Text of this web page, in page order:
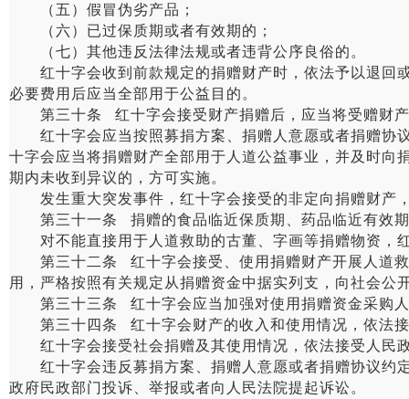
（五）假冒伪劣产品；
（六）已过保质期或者有效期的；
（七）其他违反法律法规或者违背公序良俗的。
红十字会收到前款规定的捐赠财产时，依法予以退回
必要费用后应当全部用于公益目的。
第三十条 红十字会接受财产捐赠后，应当将受赠财产
红十字会应当按照募捐方案、捐赠人意愿或者捐赠协
十字会应当将捐赠财产全部用于人道公益事业，并及时
期内未收到异议的，方可实施。
发生重大突发事件，红十字会接受的非定向捐赠财产
第三十一条 捐赠的食品临近保质期、药品临近有效期
对不能直接用于人道救助的古董、字画等捐赠物资，
第三十二条 红十字会接受、使用捐赠财产开展人道救
用，严格按照有关规定从捐赠资金中据实列支，向社会
第三十三条 红十字会应当加强对使用捐赠资金采购人
第三十四条 红十字会财产的收入和使用情况，依法接
红十字会接受社会捐赠及其使用情况，依法接受人民
红十字会违反募捐方案、捐赠人意愿或者捐赠协议约
政府民政部门投诉、举报或者向人民法院提起诉讼。